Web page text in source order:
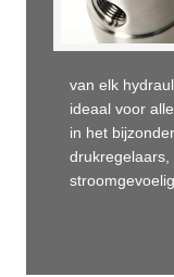
van elk
ideaal voor
in het
drukregelaars,